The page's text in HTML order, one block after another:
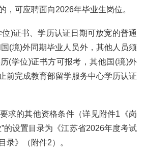
，可应聘面向2026年毕业生岗位。
位)证书、学历认证日期可放宽的普通
(境)外同期毕业人员外，其他人员须
(学位)证书方可报考，其他国(境)外
前完成教育部留学服务中心学历认证
求的其他资格条件（详见附件1《岗
的设置目录为《江苏省2026年度考试
录》（附件2）。